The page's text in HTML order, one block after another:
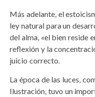
Más adelante, el
ley natural para un
del alma, «el bien reside
reflexión y la
juicio correcto.
La época de las luces,
Ilustración, tuvo un